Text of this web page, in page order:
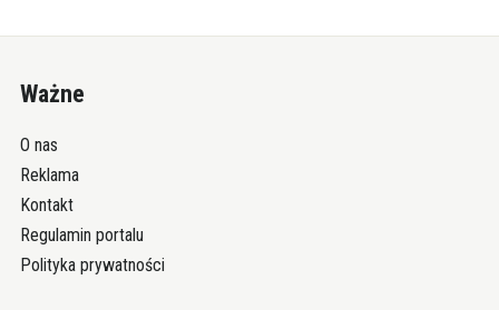
Ważne
O nas
Reklama
Kontakt
Regulamin portalu
Polityka prywatności